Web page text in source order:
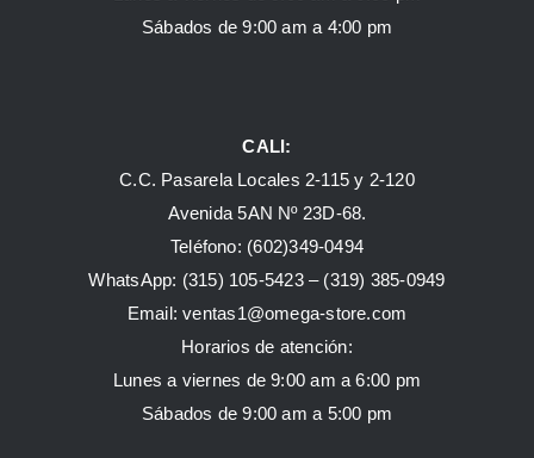
Sábados de 9:00 am a 4:00 pm
CALI:
C.C. Pasarela Locales 2-115 y 2-120
Avenida 5AN Nº 23D-68.
Teléfono: (602)349-0494
WhatsApp: (315) 105-5423 – (319) 385-0949
Email:ventas1@omega-store.com
Horarios de atención:
Lunes a viernes de 9:00 am a 6:00 pm
Sábados de 9:00 am a 5:00 pm